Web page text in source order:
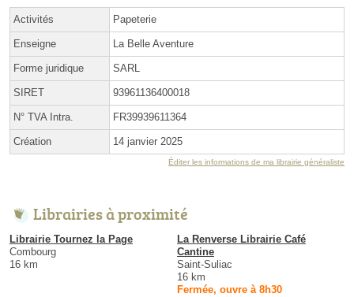
Activités Papeterie
Enseigne La Belle Aventure
Forme juridique SARL
SIRET 93961136400018
N° TVA Intra. FR39939611364
Création 14 janvier 2025
Éditer les informations de ma librairie généraliste
Librairies à proximité
Librairie Tournez la Page
Combourg
16 km
La Renverse Librairie Café
Cantine
Saint-Suliac
16 km
Fermée, ouvre à 8h30